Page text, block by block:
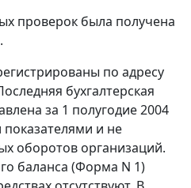
проверок была получена
по адресу
бухгалтерская
за 1 полугодие 2004
и не
оборотов организаций.
баланса (Форма N 1)